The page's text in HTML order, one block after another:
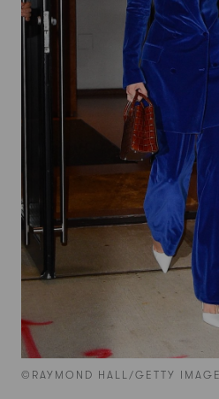
©RAYMOND HALL/GETTY